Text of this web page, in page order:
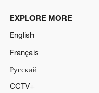
EXPLORE MORE
English
Français
Русский
CCTV+